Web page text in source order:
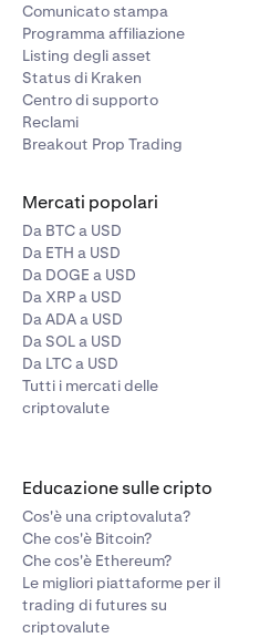
Comunicato stampa
Programma affiliazione
Listing degli asset
Status di Kraken
Centro di supporto
Reclami
Breakout Prop Trading
Mercati popolari
Da BTC a USD
Da ETH a USD
Da DOGE a USD
Da XRP a USD
Da ADA a USD
Da SOL a USD
Da LTC a USD
Tutti i mercati delle
criptovalute
Educazione sulle cripto
Cos'è una criptovaluta?
Che cos'è Bitcoin?
Che cos'è Ethereum?
Le migliori piattaforme per il
trading di futures su
criptovalute